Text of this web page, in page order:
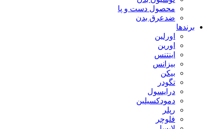
محصول دست و پا
ضدعرق بدن
برندها
اورلین
اورین
اینتنس
بیزانس
بیکن
تگودر
درایسول
دمودکسیلین
رپلر
فلوچر